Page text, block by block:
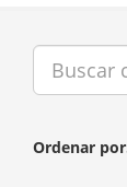
Ordenar por